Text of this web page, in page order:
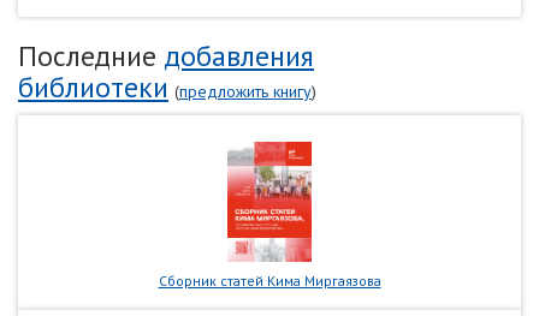
Последние добавления
библиотеки (предложить книгу)
Сборник статей Кима Миргаязова